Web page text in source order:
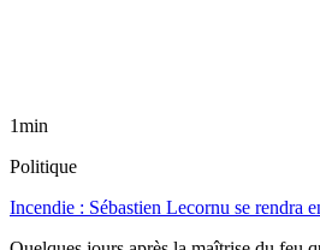
1min
Politique
Incendie : Sébastien Lecornu se rendra